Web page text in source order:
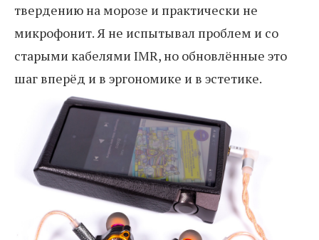
твердению на морозе и практически не
микрофонит. Я не испытывал проблем и со
старыми кабелями IMR, но обновлённые это
шаг вперёд и в эргономике и в эстетике.